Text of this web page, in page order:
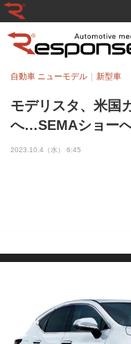
モデリスタ、米国
へ…SEMAショー
自動車 ニューモデル 新型車
2023.10.4（水） 6:45